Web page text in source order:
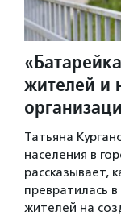
жителей и
Татьяна
населения в
рассказывает,
превратилась
жителей на